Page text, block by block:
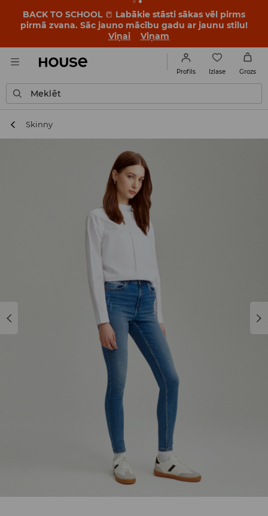
BACK TO SCHOOL 📒 Labākie stāsti sākas vēl pirms
pirmā zvana. Sāc jauno mācību gadu ar jaunu stilu!
Viņai
Viņam
Profils Izlase Grozs
Meklēt
Skinny